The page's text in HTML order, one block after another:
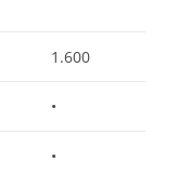
1.600
•
•